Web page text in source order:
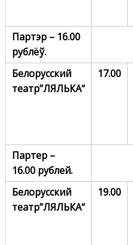
Партэр –16.00
рублёў.
Белорусский
театр”ЛЯЛЬКА“
17.00
Партер –
16.00рублей.
Белорусский
театр”ЛЯЛЬКА“
19.00